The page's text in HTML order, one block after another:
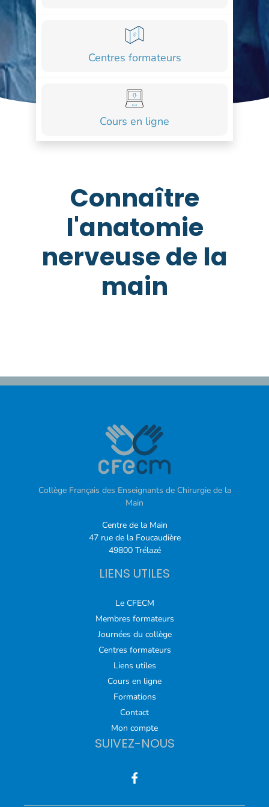
Centres formateurs
Cours en ligne
Connaître
l'anatomie
nerveuse de la
main
Collège Français des Enseignants de Chirurgie de la
Main
Centre de la Main
47 rue de la Foucaudière
49800 Trélazé
LIENS UTILES
Le CFECM
Membres formateurs
Journées du collège
Centres formateurs
Liens utiles
Cours en ligne
Formations
Contact
Mon compte
SUIVEZ-NOUS
COURS
FORMATIONS
CONTACT
ACCOUNT_CIRCLE